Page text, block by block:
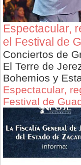
Espectacular,
el Festival de
Conciertos de
El Terre de
Bohemios y
Espectacular,
Festival de